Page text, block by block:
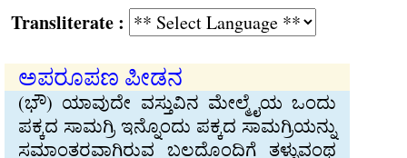
:
ಅಪರೂಪಣ ಪೀಡನ
(ಭೌ) ಯಾವುದೇ ವಸ್ತುವಿನ ಮೇಲ್ಮೈಯ ಒಂದು
ಪಕ್ಕದ ಸಾಮಗ್ರಿ ಇನ್ನೊಂದು ಪಕ್ಕದ ಸಾಮಗ್ರಿಯನ್ನು
ಸಮಾಂತರವಾಗಿರುವ ಬಲದೊಂದಿಗೆ ತಳ್ಳುವಂಥ